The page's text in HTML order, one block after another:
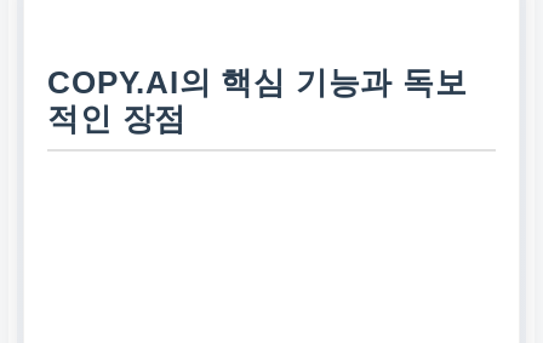
COPY.AI의 핵심 기능과 독보
적인 장점